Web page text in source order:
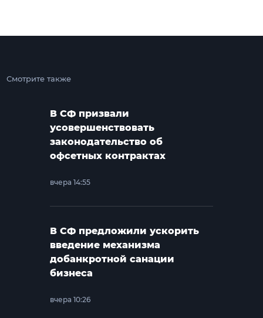
Смотрите также
В СФ призвали
усовершенствовать
законодательство об
офсетных контрактах
вчера 14:55
В СФ предложили ускорить
введение механизма
добанкротной санации
бизнеса
вчера 10:26